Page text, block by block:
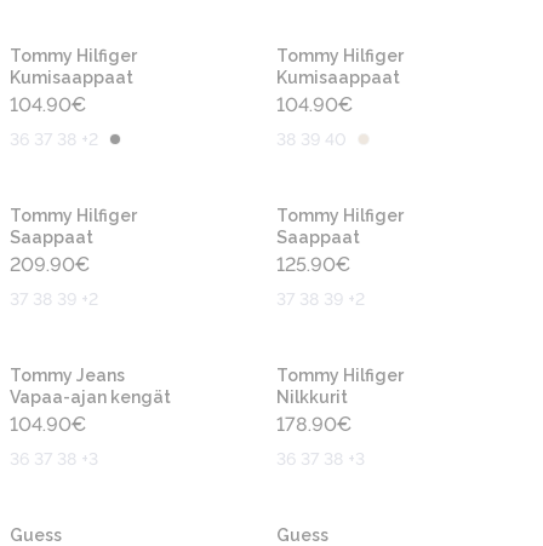
Tommy Hilfiger
Kumisaappaat
104.90€
36 37 38 +2
Tommy Hilfiger
Kumisaappaat
104.90€
38 39 40
Tommy Hilfiger
Saappaat
209.90€
37 38 39 +2
Tommy Hilfiger
Saappaat
125.90€
37 38 39 +2
Tommy Jeans
Vapaa-ajan kengät
104.90€
36 37 38 +3
Tommy Hilfiger
Nilkkurit
178.90€
36 37 38 +3
Guess
Guess